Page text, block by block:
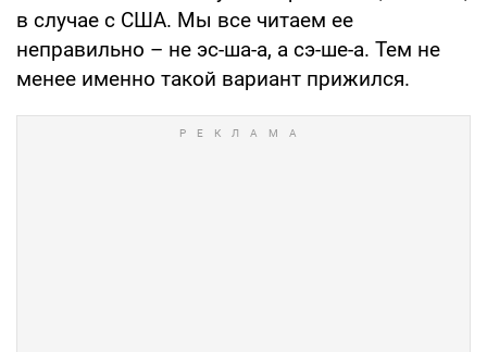
в случае с США. Мы все читаем ее
неправильно – не эс-ша-а, а сэ-ше-а. Тем не
менее именно такой вариант прижился.